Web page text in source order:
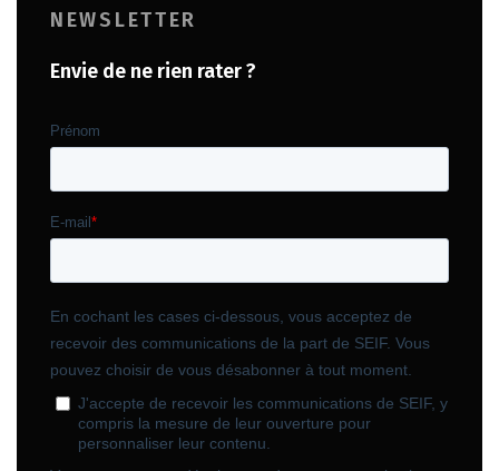
NEWSLETTER
Envie de ne rien rater ?